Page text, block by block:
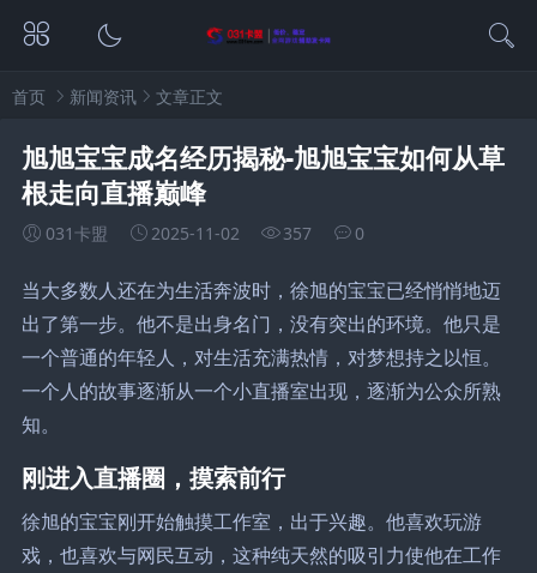
首页 新闻资讯 文章正文
旭旭宝宝成名经历揭秘-旭旭宝宝如何从草
根走向直播巅峰
031卡盟 2025-11-02 357 0
当大多数人还在为生活奔波时，徐旭的宝宝已经悄悄地迈
出了第一步。他不是出身名门，没有突出的环境。他只是
一个普通的年轻人，对生活充满热情，对梦想持之以恒。
一个人的故事逐渐从一个小直播室出现，逐渐为公众所熟
知。
刚进入直播圈，摸索前行
徐旭的宝宝刚开始触摸工作室，出于兴趣。他喜欢玩游
戏，也喜欢与网民互动，这种纯天然的吸引力使他在工作